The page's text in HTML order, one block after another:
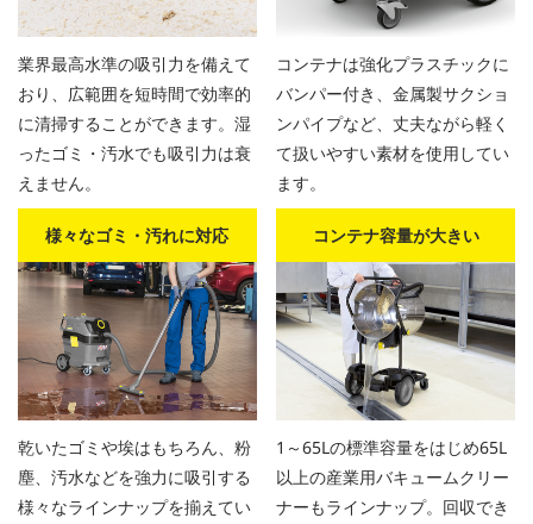
業界最高水準の吸引力を備えて
おり、広範囲を短時間で効率的
に清掃することができます。湿
ったゴミ・汚水でも吸引力は衰
えません。
コンテナは強化プラスチックに
バンパー付き、金属製サクショ
ンパイプなど、丈夫ながら軽く
て扱いやすい素材を使用してい
ます。
様々なゴミ・汚れに対応
乾いたゴミや埃はもちろん、粉
塵、汚水などを強力に吸引する
様々なラインナップを揃えてい
コンテナ容量が大きい
1～65Lの標準容量をはじめ65L
以上の産業用バキュームクリー
ナーもラインナップ。回収でき